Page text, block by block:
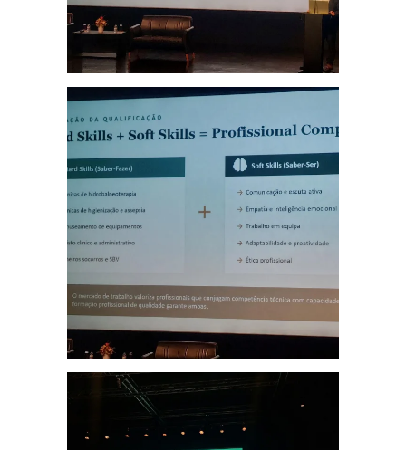
Ampliar